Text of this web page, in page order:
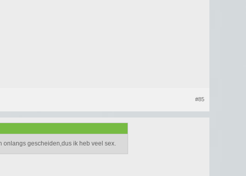
#85
onlangs gescheiden,dus ik heb veel sex.